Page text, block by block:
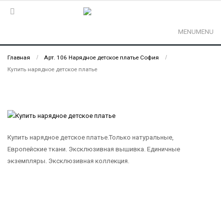
MENUMENU
Главная
Арт. 106 Нарядное детское платье София
Купить нарядное детское платье
Купить нарядное детское платье.Только натуральные,
Европейские ткани. Эксклюзивная вышивка. Единичные
экземпляры. Эксклюзивная коллекция.